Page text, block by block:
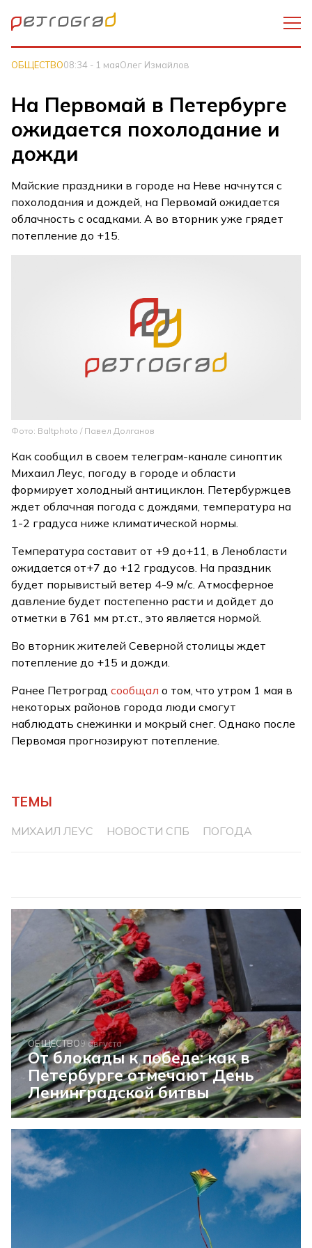
ОБЩЕСТВО08:34 - 1 маяОлег Измайлов
На Первомай в Петербурге
ожидается похолодание и
дожди
Майские праздники в городе на Неве начнутся с
похолодания и дождей, на Первомай ожидается
облачность с осадками. А во вторник уже грядет
потепление до +15.
Фото: Baltphoto / Павел Долганов
Как сообщил в своем телеграм-канале синоптик
Михаил Леус, погоду в городе и области
формирует холодный антициклон. Петербуржцев
ждет облачная погода с дождями, температура на
1-2 градуса ниже климатической нормы.
Температура составит от +9 до+11, в Ленобласти
ожидается от+7 до +12 градусов. На праздник
будет порывистый ветер 4-9 м/с. Атмосферное
давление будет постепенно расти и дойдет до
отметки в 761 мм рт.ст., это является нормой.
Во вторник жителей Северной столицы ждет
потепление до +15 и дожди.
Ранее Петроградсообщал о том, что утром 1 мая в
некоторых районов города люди смогут
наблюдать снежинки и мокрый снег. Однако после
Первомая прогнозируют потепление.
ТЕМЫ
МИХАИЛ ЛЕУС НОВОСТИ СПБ ПОГОДА
ОБЩЕСТВО9 августа
От блокады к победе: как в
Петербурге отмечают День
Ленинградской битвы